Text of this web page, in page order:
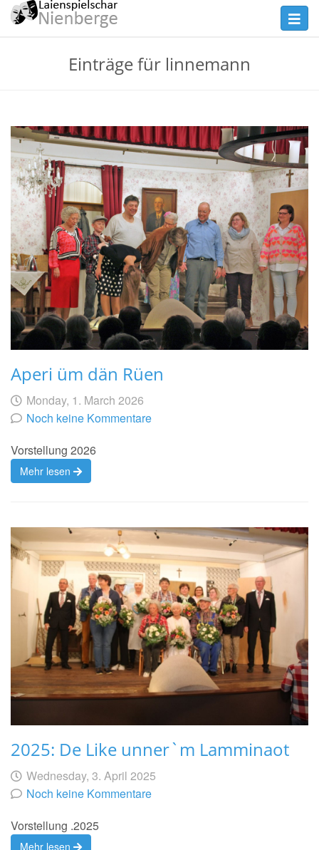
Skip
to
Theater
Nienberge
Einträge für linnemann
Aperi üm dän Rüen
Geschrieben
von
am Monday, 1. March 2026
Noch keine Kommentare
Vorstellung 2026
Mehr lesen
2025: De Like unner`m Lamminaot
Geschrieben
von
am Wednesday, 3. April 2025
Noch keine Kommentare
Vorstellung .2025
Mehr lesen